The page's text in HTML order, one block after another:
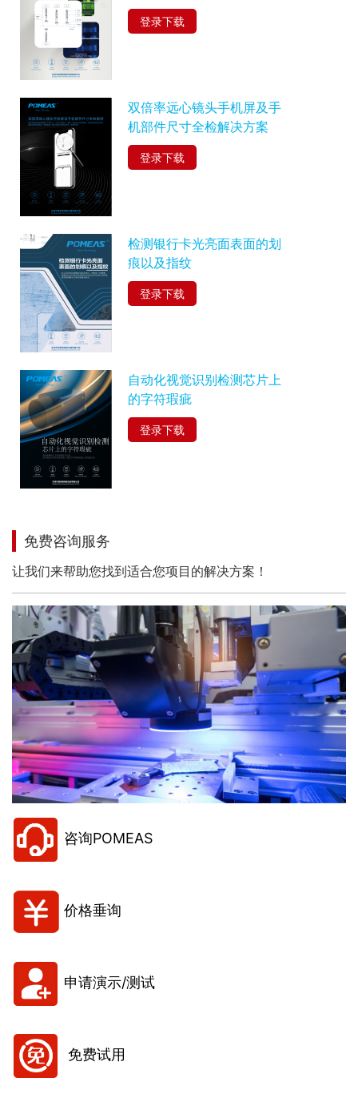
疵检测项目难点
登录下载
双倍率远心镜头手机屏及手
机部件尺寸全检解决方案
登录下载
检测银行卡光亮面表面的划
痕以及指纹
登录下载
自动化视觉识别检测芯片上
的字符瑕疵
登录下载
免费咨询服务
让我们来帮助您找到适合您项目的解决方案！
咨询POMEAS
价格垂询
申请演示/测试
免费试用